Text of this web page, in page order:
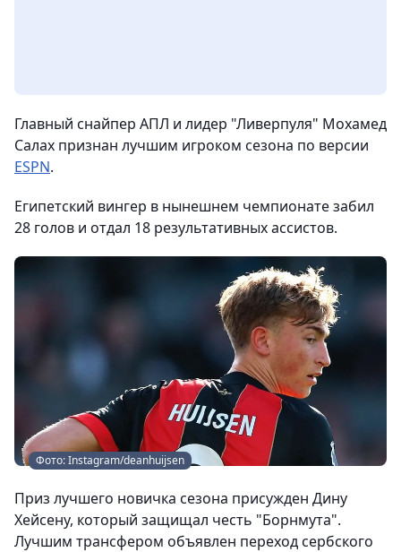
Главный снайпер АПЛ и лидер "Ливерпуля" Мохамед
Салах признан лучшим игроком сезона по версии
ESPN.
Египетский вингер в нынешнем чемпионате забил
28 голов и отдал 18 результативных ассистов.
Фото: Instagram/deanhuijsen
Приз лучшего новичка сезона присужден Дину
Хейсену, который защищал честь "Борнмута".
Лучшим трансфером объявлен переход сербского